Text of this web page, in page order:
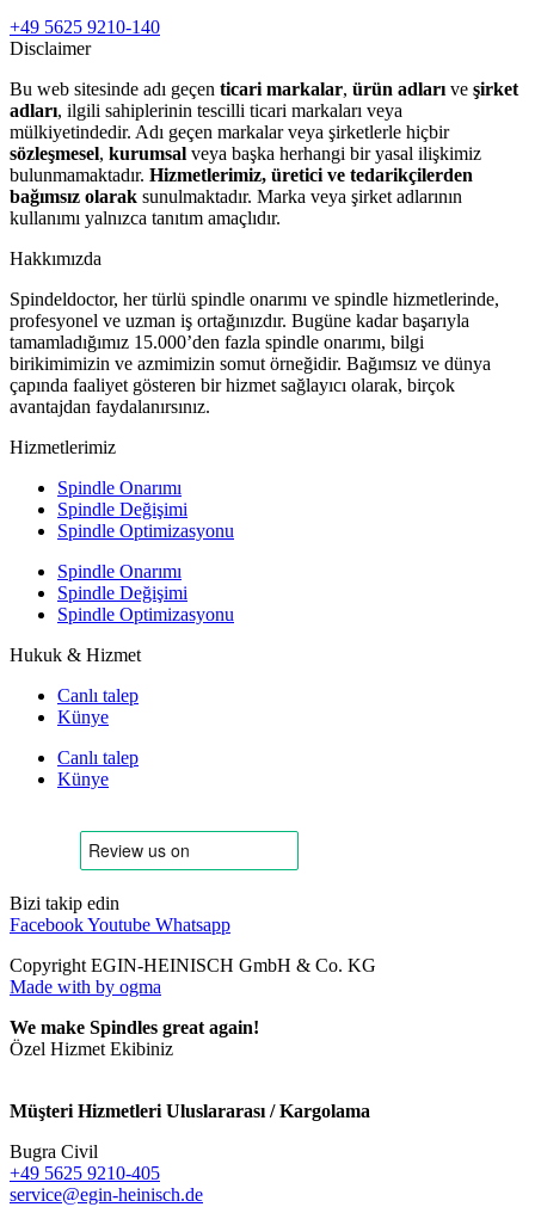
+49 5625 9210-140
Disclaimer
Bu web sitesinde adı geçen ticari markalar, ürün adları ve şirket
adları, ilgili sahiplerinin tescilli ticari markaları veya
mülkiyetindedir. Adı geçen markalar veya şirketlerle hiçbir
sözleşmesel, kurumsal veya başka herhangi bir yasal ilişkimiz
bulunmamaktadır. Hizmetlerimiz, üretici ve tedarikçilerden
bağımsız olarak sunulmaktadır. Marka veya şirket adlarının
kullanımı yalnızca tanıtım amaçlıdır.
Hakkımızda
Spindeldoctor, her türlü spindle onarımı ve spindle hizmetlerinde,
profesyonel ve uzman iş ortağınızdır. Bugüne kadar başarıyla
tamamladığımız 15.000’den fazla spindle onarımı, bilgi
birikimimizin ve azmimizin somut örneğidir. Bağımsız ve dünya
çapında faaliyet gösteren bir hizmet sağlayıcı olarak, birçok
avantajdan faydalanırsınız.
Hizmetlerimiz
Spindle Onarımı
Spindle Değişimi
Spindle Optimizasyonu
Spindle Onarımı
Spindle Değişimi
Spindle Optimizasyonu
Hukuk & Hizmet
Canlı talep
Künye
Canlı talep
Künye
Bizi takip edin
FacebookYoutube Whatsapp
Copyright EGIN-HEINISCH GmbH & Co. KG
Made with by ogma
We make Spindles great again!
Özel Hizmet Ekibiniz
Müşteri Hizmetleri Uluslararası / Kargolama
Bugra Civil
+49 5625 9210-405
service@egin-heinisch.de